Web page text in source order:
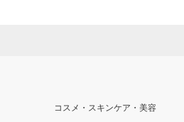
コスメ・スキンケア・美容